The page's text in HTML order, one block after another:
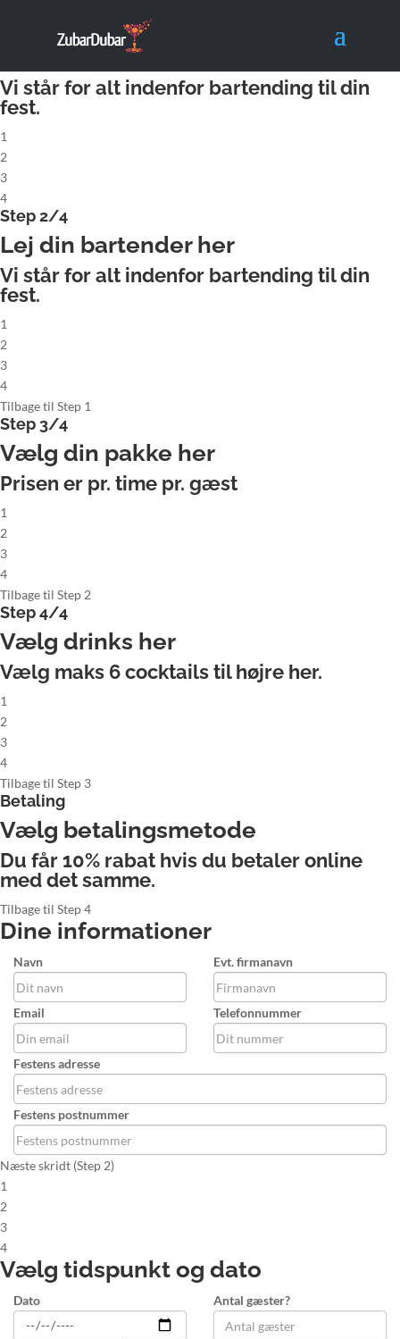
Lej komplet cocktailbar
Vi står for alt indenfor bartending til din
fest.
1
2
3
4
Step 2/4
Lej din bartender her
Vi står for alt indenfor bartending til din
fest.
1
2
3
4
Tilbage til Step 1
Step 3/4
Vælg din pakke her
Prisen er pr. time pr. gæst
1
2
3
4
Tilbage til Step 2
Step 4/4
Vælg drinks her
Vælg maks 6cocktails til højre her.
1
2
3
4
Tilbage til Step 3
Betaling
Vælg betalingsmetode
Du får 10% rabat hvis du betaler online
med det samme.
Tilbage til Step 4
Dine informationer
Navn Evt. firmanavn
Email Telefonnummer
Festens adresse
Festens postnummer
Næste skridt (Step 2)
1
2
3
4
Vælg tidspunkt og dato
Dato Antal gæster?